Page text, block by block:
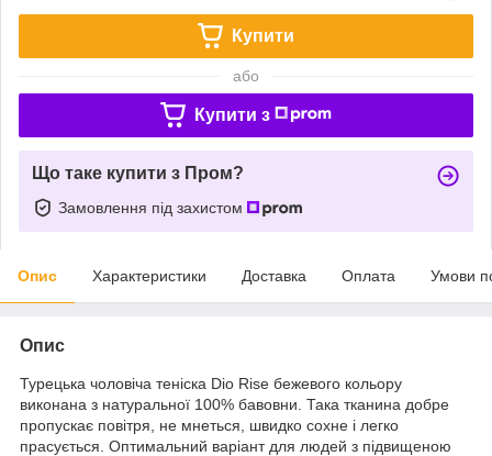
Купити
або
Купити з
Що таке купити з Пром?
Замовлення під захистом
Опис Характеристики Доставка Оплата Умови
Опис
Турецька чоловіча теніска Dio Rise бежевого кольору
виконана з натуральної 100% бавовни. Така тканина добре
пропускає повітря, не мнеться, швидко сохне і легко
прасується. Оптимальний варіант для людей з підвищеною